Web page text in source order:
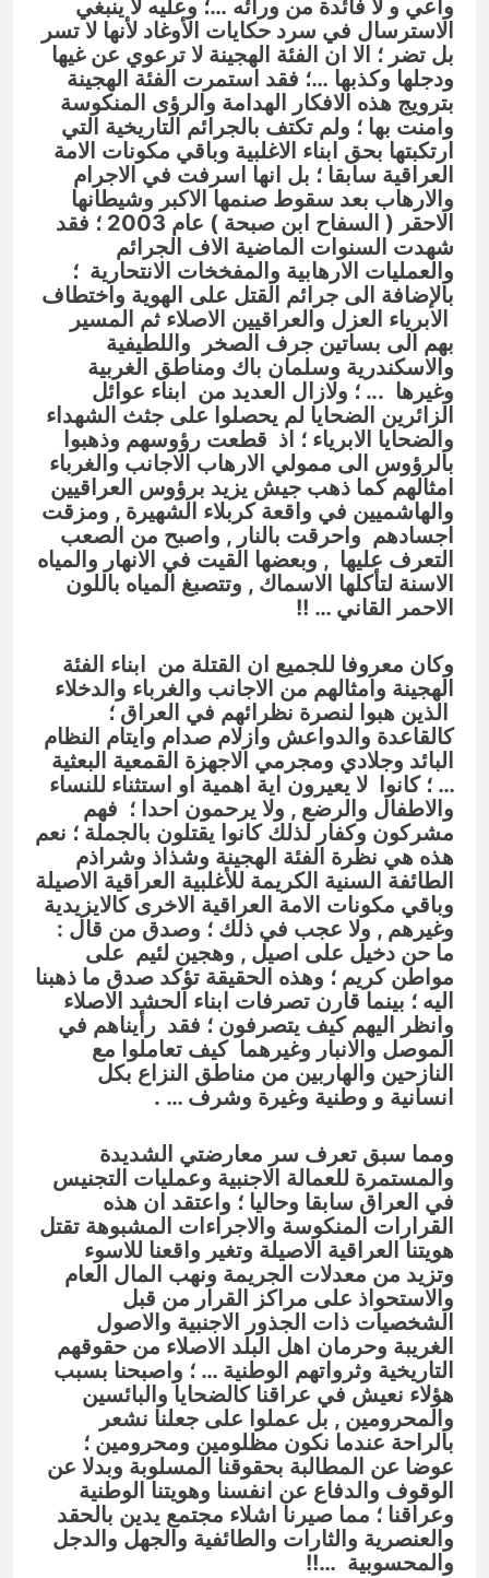
واعي و لا فائدة من ورائه …؛ وعليه لا ينبغي
الاسترسال في سرد حكايات الأوغاد لأنها لا تسر
بل تضر ؛ الا ان الفئة الهجينة لا ترعوي عن غيها
ودجلها وكذبها …؛ فقد استمرت الفئة الهجينة
بترويج هذه الافكار الهدامة والرؤى المنكوسة
وامنت بها ؛ ولم تكتف بالجرائم التاريخية التي
ارتكبتها بحق ابناء الاغلبية وباقي مكونات الامة
العراقية سابقا ؛ بل انها اسرفت في الاجرام
والارهاب بعد سقوط صنمها الاكبر وشيطانها
الاحقر ( السفاح ابن صبحة ) عام 2003 ؛ فقد
شهدت السنوات الماضية الاف الجرائم
والعمليات الارهابية والمفخخات الانتحارية ؛
بالإضافة الى جرائم القتل على الهوية واختطاف
الابرياء العزل والعراقيين الاصلاء ثم المسير
بهم الى بساتين جرف الصخر واللطيفية
والاسكندرية وسلمان باك ومناطق الغربية
وغيرها ... ؛ ولازال العديد من ابناء عوائل
الزائرين الضحايا لم يحصلوا على جثث الشهداء
والضحايا الابرياء ؛ اذ قطعت رؤوسهم وذهبوا
بالرؤوس الى ممولي الارهاب الاجانب والغرباء
امثالهم كما ذهب جيش يزيد برؤوس العراقيين
والهاشميين في واقعة كربلاء الشهيرة , ومزقت
اجسادهم واحرقت بالنار , واصبح من الصعب
التعرف عليها , وبعضها القيت في الانهار والمياه
الاسنة لتأكلها الاسماك , وتتصبغ المياه باللون
الاحمر القاني … !!
وكان معروفا للجميع ان القتلة من ابناء الفئة
الهجينة وامثالهم من الاجانب والغرباء والدخلاء
الذين هبوا لنصرة نظرائهم في العراق ؛
كالقاعدة والدواعش وازلام صدام وايتام النظام
البائد وجلادي ومجرمي الاجهزة القمعية البعثية
… ؛ كانوا لا يعيرون اية اهمية او استثناء للنساء
والاطفال والرضع , ولا يرحمون احدا ؛ فهم
مشركون وكفار لذلك كانوا يقتلون بالجملة ؛ نعم
هذه هي نظرة الفئة الهجينة وشذاذ وشراذم
الطائفة السنية الكريمة للأغلبية العراقية الاصيلة
وباقي مكونات الامة العراقية الاخرى كالايزيدية
وغيرهم , ولا عجب في ذلك ؛ وصدق من قال :
ما حن دخيل على اصيل , وهجين لئيم على
مواطن كريم ؛ وهذه الحقيقة تؤكد صدق ما ذهبنا
اليه ؛ بينما قارن تصرفات ابناء الحشد الاصلاء
وانظر اليهم كيف يتصرفون ؛ فقد رأيناهم في
الموصل والانبار وغيرهما كيف تعاملوا مع
النازحين والهاربين من مناطق النزاع بكل
انسانية و وطنية وغيرة وشرف … .
ومما سبق تعرف سر معارضتي الشديدة
والمستمرة للعمالة الاجنبية وعمليات التجنيس
في العراق سابقا وحاليا ؛ واعتقد ان هذه
القرارات المنكوسة والاجراءات المشبوهة تقتل
هويتنا العراقية الاصيلة وتغير واقعنا للاسوء
وتزيد من معدلات الجريمة ونهب المال العام
والاستحواذ على مراكز القرار من قبل
الشخصيات ذات الجذور الاجنبية والاصول
الغريبة وحرمان اهل البلد الاصلاء من حقوقهم
التاريخية وثرواتهم الوطنية … ؛ واصبحنا بسبب
هؤلاء نعيش في عراقنا كالضحايا والبائسين
والمحرومين , بل عملوا على جعلنا نشعر
بالراحة عندما نكون مظلومين ومحرومين ؛
عوضا عن المطالبة بحقوقنا المسلوبة وبدلا عن
الوقوف والدفاع عن انفسنا وهويتنا الوطنية
وعراقنا ؛ مما صيرنا اشلاء مجتمع يدين بالحقد
والعنصرية والثارات والطائفية والجهل والدجل
والمحسوبية …!!